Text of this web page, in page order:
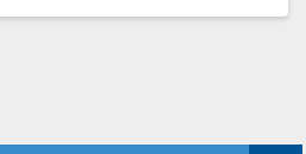
的概念，并从理论